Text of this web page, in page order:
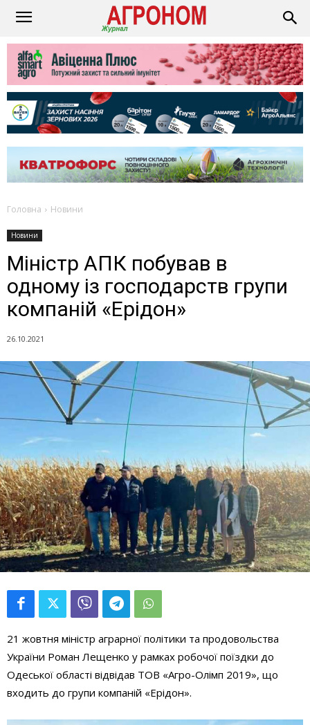
Головна Новини
Новини
Міністр АПК побував в
одному із господарств групи
компаній «Ерідон»
26.10.2021
21 жовтня міністр аграрної політики та продовольства
України Роман Лещенко у рамках робочої поїздки до
Одеської області відвідав ТОВ «Агро-Олімп 2019», що
входить до групи компаній «Ерідон».